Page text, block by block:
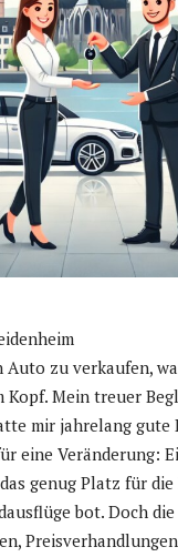
Auto zu verkaufen,
Kopf. Mein treuer
mir jahrelang gute
eine Veränderung:
genug Platz für
bot. Doch